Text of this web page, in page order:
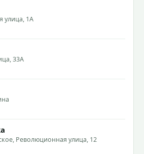
улица, 1А
33А
Революционная улица, 12